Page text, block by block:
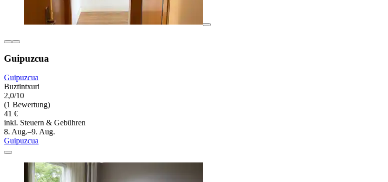
Guipuzcua
Guipuzcua
Buztintxuri
2,0/10
(1 Bewertung)
41 €
inkl. Steuern & Gebühren
8. Aug.–9. Aug.
Guipuzcua